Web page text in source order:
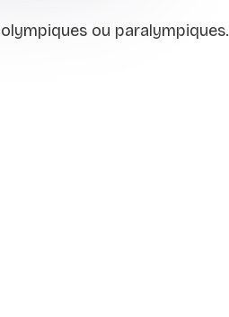
ou paralympiques.